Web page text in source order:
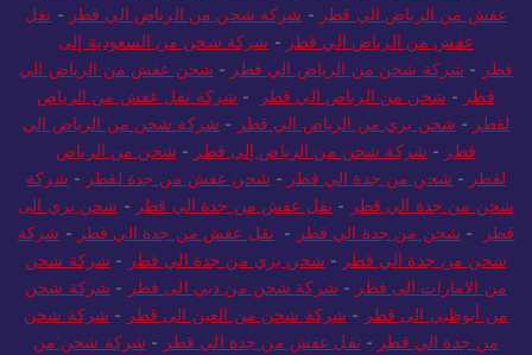
عفش من الرياض الي قطر - شركة شحن من الرياض الي قطر - نقل
عفش من الرياض الي قطر - شركة شحن من السعودية إلى
قطر - شركة شحن من الرياض الي قطر - شحن عفش من الرياض الي
قطر - شحن من الرياض الي قطر - شركة نقل عفش من الرياض
لقطر - شحن بري من الرياض الي قطر - شركة شحن من الرياض الي
قطر - شركة شحن من الرياض إلى قطر - شحن من الرياض
لقطر - شحن من جدة الي قطر - شحن عفش من جدة لقطر - شركة
شحن من جدة الي قطر - نقل عفش من جدة الي قطر - شحن بري الى
قطر
- شحن من جدة الي قطر - نقل عفش من جدة الي قطر - شركة
شحن من جدة الي قطر - شحن بري من جدة الي قطر - شركة شحن
من الامارات الى قطر - شركة شحن من دبي الى قطر - شركة شحن
من أبوظبي الى قطر - شركة شحن من العين الى قطر - شركة شحن
من جدة الي قطر - نقل عفش من جدة الي قطر - شركة شحن من